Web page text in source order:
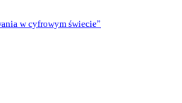
w cyfrowym świecie”